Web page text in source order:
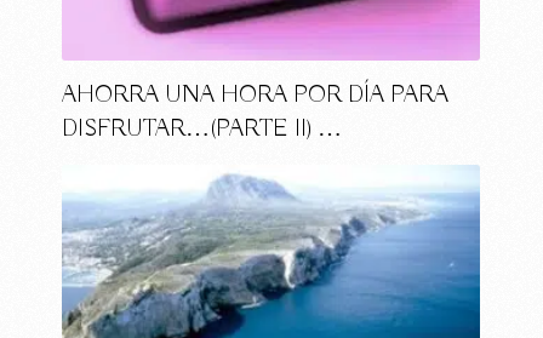
AHORRA UNA HORA POR DÍA PARA
DISFRUTAR…(PARTE II) …